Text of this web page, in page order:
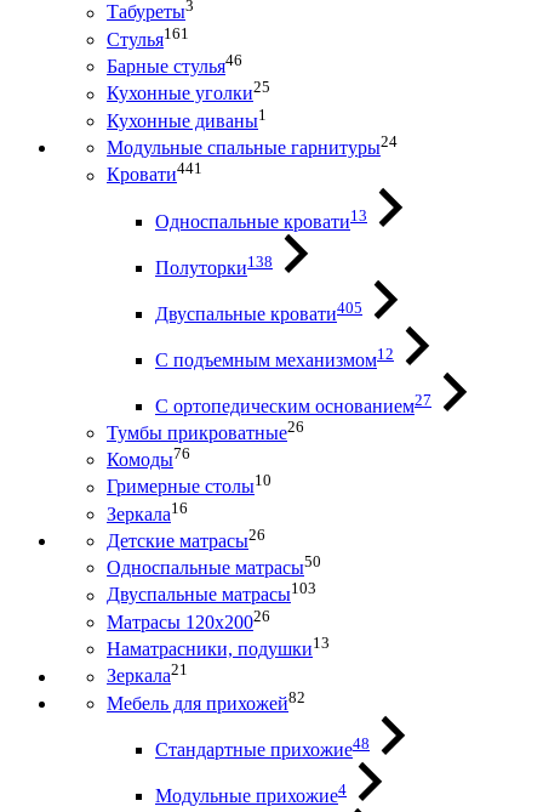
Табуреты3
Стулья161
Барные стулья46
Кухонные уголки25
Кухонные диваны1
Модульные спальные гарнитуры24
Кровати441
Односпальные кровати13
Полуторки138
Двуспальные кровати405
С подъемным механизмом12
С ортопедическим основанием27
Тумбы прикроватные26
Комоды76
Гримерные столы10
Зеркала16
Детские матрасы26
Односпальные матрасы50
Двуспальные матрасы103
Матрасы 120х20026
Наматрасники, подушки13
Зеркала21
Мебель для прихожей82
Стандартные прихожие48
Модульные прихожие4